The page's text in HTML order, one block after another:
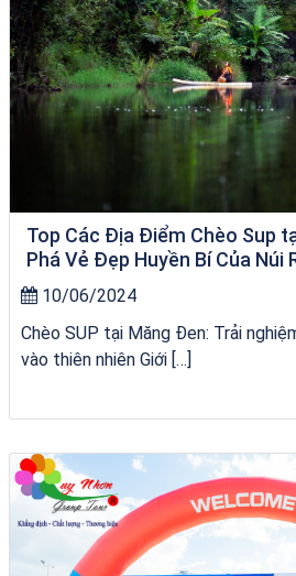
Top Các Địa Điểm Chèo Sup
Phá Vẻ Đẹp Huyền Bí Của Núi
10/06/2024
Chèo SUP tại Măng Đen: Trải
vào thiên nhiên Giới […]
Tour Gia Lai Quy Nhơn